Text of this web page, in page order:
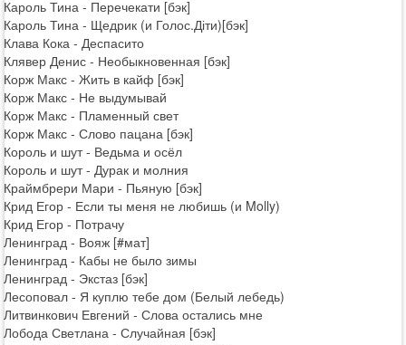
Кароль Тина - Перечекати [бэк]
Кароль Тина - Щедрик (и Голос.Діти)[бэк]
Клава Кока - Деспасито
Клявер Денис - Необыкновенная [бэк]
Корж Макс - Жить в кайф [бэк]
Корж Макс - Не выдумывай
Корж Макс - Пламенный свет
Корж Макс - Слово пацана [бэк]
Король и шут - Ведьма и осёл
Король и шут - Дурак и молния
Краймбрери Мари - Пьяную [бэк]
Крид Егор - Если ты меня не любишь (и Molly)
Крид Егор - Потрачу
Ленинград - Вояж [#мат]
Ленинград - Кабы не было зимы
Ленинград - Экстаз [бэк]
Лесоповал - Я куплю тебе дом (Белый лебедь)
Литвинкович Евгений - Слова остались мне
Лобода Светлана - Случайная [бэк]